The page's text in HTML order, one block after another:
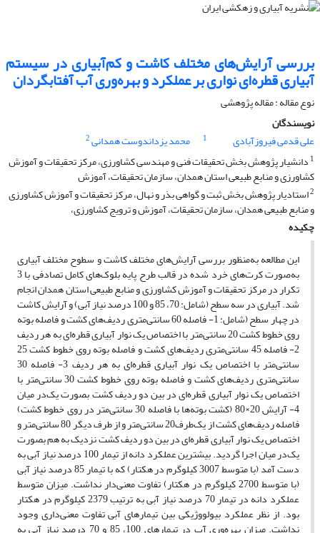
بررسی آرایش‌های مختلف کاشت و کم‌آبیاری در سیستم
آبیاری قطره‌ای نواری بر عملکرد و بهره‌وری آب آفتابگردان
نوع مقاله : مقاله پژوهشی
نویسندگان
علی قدمی فیروزآبادی
1 محمد یزداندوست همدانی2
1 دانشیار پژوهش بخش تحقیقات فنی و مهندسی کشاورزی، مرکز تحقیقات و آموزش
کشاورزی و منابع طبیعی استان همدان، سازمان تحقیقات، آموزش
2استادیار پژوهش بخش ثبت و گواهی بذر و نهال، مرکز تحقیقات و آموزش کشاورزی
و منابع طبیعی همدان، سازمان تحقیقات، آموزش و ترویج کشاورزی،
چکیده
این مطالعه به‌منظور بررسی آرایش‌های مختلف کاشت و سطوح مختلف آبیاری
به‌صورت کرت‌های خرد شده در قالب طرح پایه بلوک‌های کامل تصادفی با 3
تکرار در مرکز تحقیقات و آموزش کشاورزی و منابع طبیعی استان همدان انجام
شد. آبیاری در سه سطح (شامل: 70، 85 و 100 درصد نیاز آبی) و آرایش کاشت
در چهار سطح (شامل: 1- فاصله 60 سانتی‌متری ردیف‌های کشت و فاصله بوته
روی خطوط کشت 20 سانتی‌متر با اختصاص یک نوار آبیاری قطره‌ای به هر ردیف
2- فاصله 45 سانتی‌متری ردیف‌های کشت و فاصله بوته روی خطوط کشت 25
سانتی‌متر با اختصاص یک نوار آبیاری قطره‌ای به هر ردیف 3- فاصله 30
سانتی‌متری ردیف‌های کشت و فاصله بوته روی خطوط کشت 30 سانتی‌متر با
اختصاص یک نوار آبیاری قطره‌ای در بین دو ردیف کشت بصورت یک‌در میان
4- آرایش 20×80 (کشت بوته‌ها با فاصله 30 سانتی‌متر در روی خطوط کشت)
فاصله ردیف‌های کشت از یک‌طرف20 سانتی‌متر و از طرف دیگر 80 سانتی‌متر و
اختصاص یک نوار آبیاری قطره‌ای در بین دو ردیف کشت نزدیک به هم بصورت
یک‌در میان اجرا گردید. بیشترین عملکرد دانه از تیمار 100 درصد نیاز آبی به
دست آمد (با متوسط 3007 کیلوگرم در هکتار) که با تیمار 85 درصد نیاز آبی
(با متوسط 2700 کیلوگرم در هکتار) تفاوت معنی‌دار نداشت. میزان متوسط
عملکرد دانه در تیمار 70 درصد نیاز آبی به ترتیب 2379 کیلوگرم در هکتار
بود. از نظر عملکرد بیولووژیکی بین تیمارهای آبی تفاوت معنی‌داری وجود